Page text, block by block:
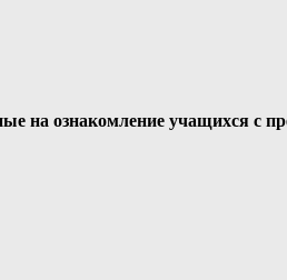
на ознакомление учащихся с